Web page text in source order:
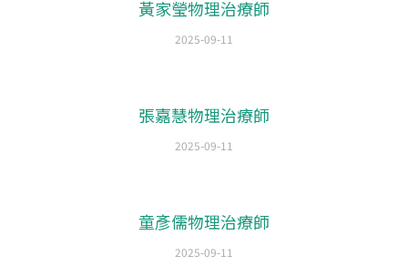
黃家瑩物理治療師
2025-09-11
張嘉慧物理治療師
2025-09-11
童彥儒物理治療師
2025-09-11